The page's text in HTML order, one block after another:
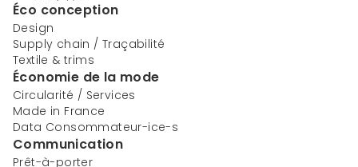
Éco conception
Design
Supply chain / Traçabilité
Textile & trims
Économie de la mode
Circularité / Services
Made in France
Data Consommateur-ice-s
Communication
Prêt-à-porter